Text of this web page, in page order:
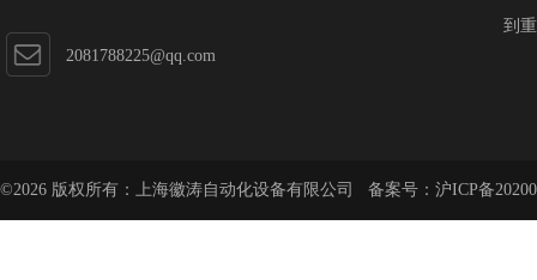
2081788225@qq.com
到
©2026 版权所有：上海徽涛自动化设备有限公司 备案号： 沪ICP备